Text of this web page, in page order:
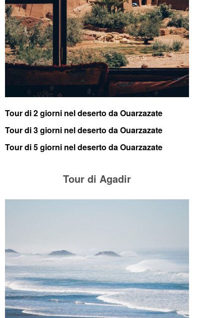
Tour di 2 giorni nel deserto da Ouarzazate
Tour di 3 giorni nel deserto da Ouarzazate
Tour di 5 giorni nel deserto da Ouarzazate
Tour di Agadir